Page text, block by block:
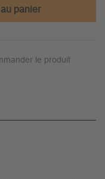
panier
le produit